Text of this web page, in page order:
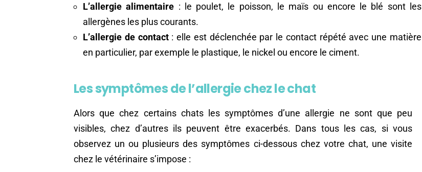
L’allergie alimentaire : le poulet, le poisson, le maïs ou encore le blé sont les
allergènes les plus courants.
L’allergie de contact: elle est déclenchée par le contact répété avec une matière
en particulier, par exemple le plastique, le nickel ou encore le ciment.
Les symptômes de l’allergie chez le chat
Alors que chez certains chats les symptômes d’une allergie ne sont que peu
visibles, chez d’autres ils peuvent être exacerbés. Dans tous les cas, si vous
observez un ou plusieurs des symptômes ci-dessous chez votre chat, une visite
chez le vétérinaire s’impose :